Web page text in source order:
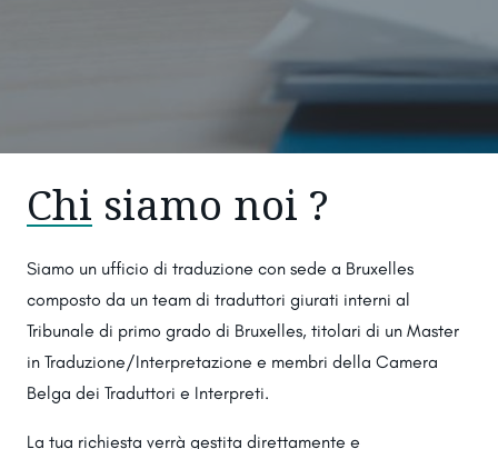
Chi siamo noi ?
Siamo un ufficio di traduzione con sede a Bruxelles
composto da un team di traduttori giurati interni al
Tribunale di primo grado di Bruxelles, titolari di un Master
in Traduzione/Interpretazione e membri della Camera
Belga dei Traduttori e Interpreti.
La tua richiesta verrà gestita direttamente e